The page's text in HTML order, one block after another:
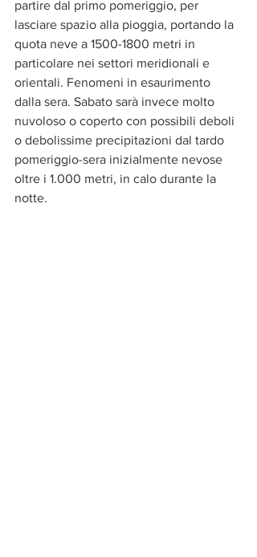
partire dal primo pomeriggio, per
lasciare spazio alla pioggia, portando la
quota neve a 1500-1800 metri in
particolare nei settori meridionali e
orientali. Fenomeni in esaurimento
dalla sera. Sabato sarà invece molto
nuvoloso o coperto con possibili deboli
o debolissime precipitazioni dal tardo
pomeriggio-sera inizialmente nevose
oltre i 1.000 metri, in calo durante la
notte.